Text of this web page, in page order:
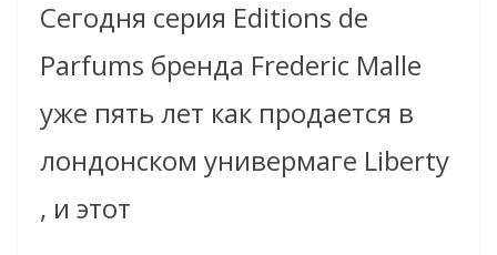
Сегодня серия Editions de
Parfums бренда Frederic Malle
уже пять лет как продается в
лондонском универмаге Liberty
, и этот